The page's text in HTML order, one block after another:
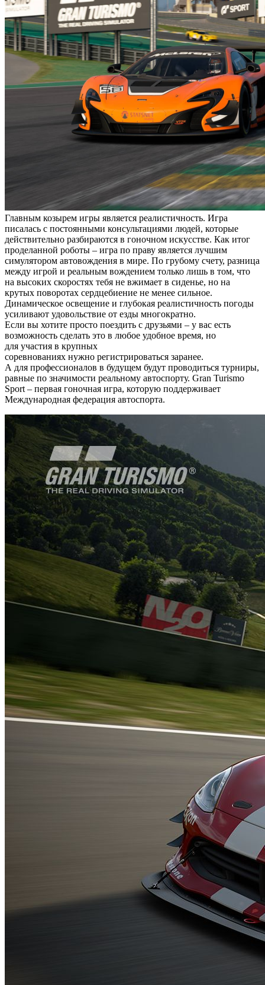
Главным козырем игры является реалистичность. Игра
писалась с постоянными консультациями людей, которые
действительно разбираются в гоночном искусстве. Как итог
проделанной роботы – игра по праву является лучшим
симулятором автовождения в мире. По грубому счету, разница
между игрой и реальным вождением только лишь в том, что
на высоких скоростях тебя не вжимает в сиденье, но на
крутых поворотах сердцебиение не менее сильное.
Динамическое освещение и глубокая реалистичность погоды
усиливают удовольствие от езды многократно.
Если вы хотите просто поездить с друзьями – у вас есть
возможность сделать это в любое удобное время, но
для участия в крупных
соревнованиях нужно регистрироваться заранее.
А для профессионалов в будущем будут проводиться турниры,
равные по значимости реальному автоспорту. Gran Turismo
Sport – первая гоночная игра, которую поддерживает
Международная федерация автоспорта.